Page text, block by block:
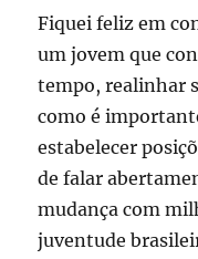
Fiquei feliz em
um jovem que
tempo, realinhar
como é
estabelecer
de falar
mudança com
juventude